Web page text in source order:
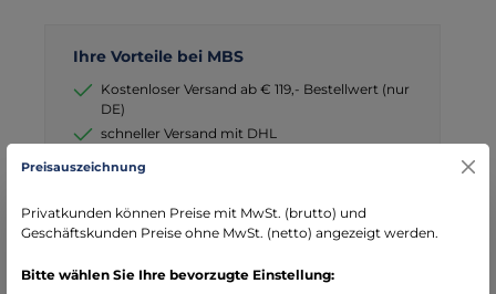
Ihre Vorteile bei MBS
Kostenloser Versand ab € 119,- Bestellwert (nur
DE)
schneller Versand mit DHL
Bereich Notfallmedizin
Preisauszeichnung
Privatkunden können Preise mit MwSt. (brutto) und
Geschäftskunden Preise ohne MwSt. (netto) angezeigt werden.
Bitte wählen Sie Ihre bevorzugte Einstellung: